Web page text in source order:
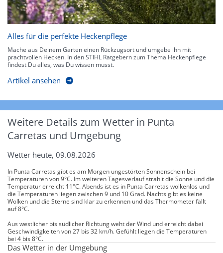
Alles für die perfekte Heckenpflege
Mache aus Deinem Garten einen Rückzugsort und umgebe ihn mit
prachtvollen Hecken. In den STIHL Ratgebern zum Thema Heckenpflege
findest Du alles, was Du wissen musst.
Artikel ansehen
Weitere Details zum Wetter in Punta
Carretas und Umgebung
Wetter heute, 09.08.2026
In Punta Carretas gibt es am Morgen ungestörten Sonnenschein bei
Temperaturen von 9°C. Im weiteren Tagesverlauf strahlt die Sonne und die
Temperatur erreicht 11°C. Abends ist es in Punta Carretas wolkenlos und
die Temperaturen liegen zwischen 9 und 10 Grad. Nachts gibt es keine
Wolken und die Sterne sind klar zu erkennen und das Thermometer fällt
auf 8°C.
Aus westlicher bis südlicher Richtung weht der Wind und erreicht dabei
Geschwindigkeiten von 27 bis 32 km/h. Gefühlt liegen die Temperaturen
bei 4 bis 8°C.
Das Wetter in der Umgebung